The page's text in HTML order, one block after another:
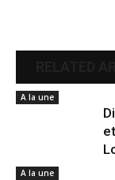
A la une
A la une